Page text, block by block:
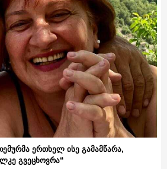
ერთხელ ისე გამამწარა,
გვეცხოვრა“